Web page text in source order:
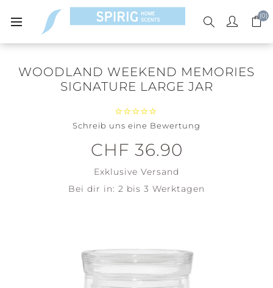
(0)
WOODLAND WEEKEND MEMORIES
SIGNATURE LARGE JAR
Schreib uns eine Bewertung
CHF 36.90
Exklusive Versand
Bei dir in: 2 bis 3 Werktagen